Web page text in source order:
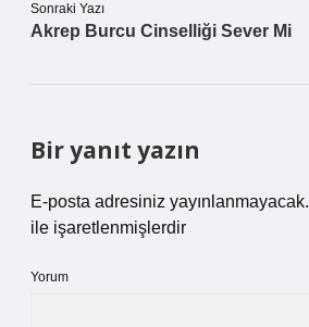
Sonraki Yazı
Akrep Burcu Cinselliği Sever Mi
Bir yanıt yazın
E-posta adresiniz yayınlanmayacak.
ile işaretlenmişlerdir
Yorum